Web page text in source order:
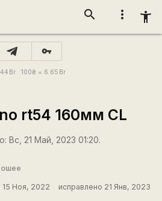
more_vert accessibility_new
search
vpn_key
Br 100₴ = 6.65 Br
rt54 160мм CL
Вс, 21 Май, 2023 01:20.
15 Ноя, 2022 исправлено 21 Янв, 2023